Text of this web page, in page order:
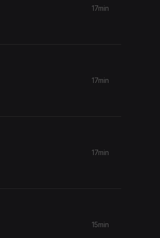
17min
17min
17min
15min